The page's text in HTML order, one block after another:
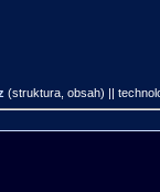
(struktura, obsah) ||